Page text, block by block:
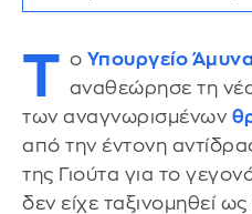
Τ ο Υπουργείο
αναθεώρησε τη
των αναγνωρισμένων
από την έντονη
της Γιούτα για το
δεν είχε ταξινομηθεί ως